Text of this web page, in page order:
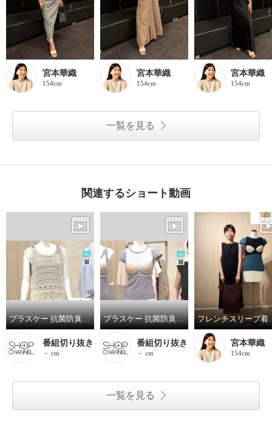
宮本華織
154cm
宮本華織
154cm
宮本華織
154cm
一覧を見る
関連するショート動画
プラスケー 抗菌防臭 綿混リブ カップ付タンクトップ ２枚セット
番組切り抜き
－ cm
プラスケー 抗菌防臭 綿混リブ フレンチスリーブ カップ付インナートップス ２枚セット
番組切り抜き
－ cm
フレ
宮本華織
154cm
一覧を見る